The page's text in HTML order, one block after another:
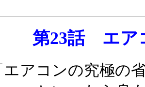
第23話 エア
アコンの究極の